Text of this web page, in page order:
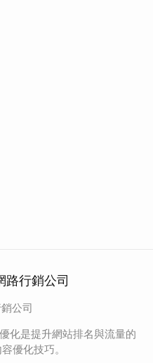
路行銷公司
公司
化是提升網站排名與流量的
優化技巧。